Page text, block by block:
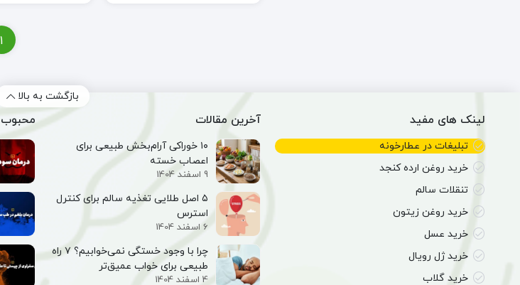
1
بازگشت به بالا
لینک های مفید
تبلیغات در عطارخونه
خرید روغن ارده کنجد
تنقلات سالم
خرید روغن زیتون
خرید عسل
خرید ژل رویال
خرید گلاب
آخرین مقالات
۱۰ خوراکی آرام‌بخش طبیعی برای
اعصاب خسته
9 اسفند 1404
۵ اصل طلایی تغذیه سالم برای کنترل
استرس
6 اسفند 1404
چرا با وجود خستگی نمی‌خوابیم؟ ۷ راه
طبیعی برای خواب عمیق‌تر
4 اسفند 1404
محبوب